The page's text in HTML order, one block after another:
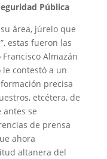
Pública
área, júrelo que
estas fueron las
Almazán
le contestó a un
precisa
etcétera, de
se
de prensa
ahora
altanera del